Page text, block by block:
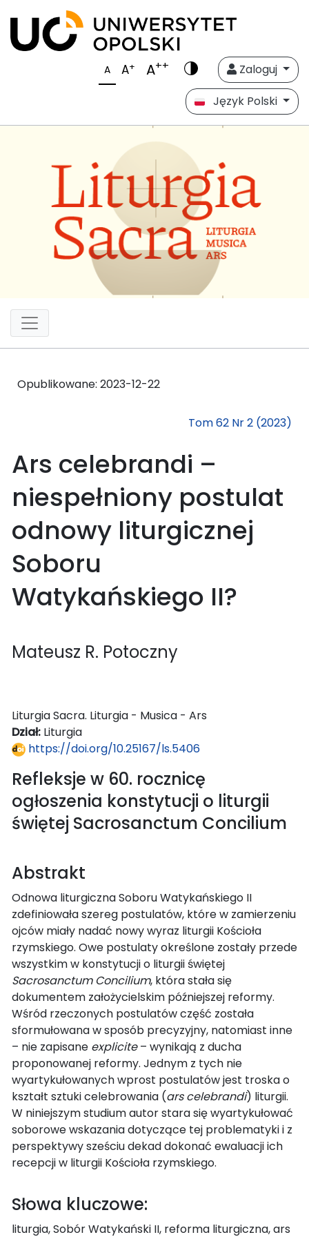
A A+ A++
Zaloguj
Język Polski
Opublikowane: 2023-12-22
Tom 62 Nr 2 (2023)
Ars celebrandi –
niespełniony postulat
odnowy liturgicznej
Soboru
Watykańskiego II?
Mateusz R. Potoczny
Liturgia Sacra. Liturgia - Musica - Ars
Dział: Liturgia
https://doi.org/10.25167/ls.5406
Refleksje w 60. rocznicę
ogłoszenia konstytucji o liturgii
świętej Sacrosanctum Concilium
Abstrakt
Odnowa liturgiczna Soboru Watykańskiego II
zdefiniowała szereg postulatów, które w zamierzeniu
ojców miały nadać nowy wyraz liturgii Kościoła
rzymskiego. Owe postulaty określone zostały przede
wszystkim w konstytucji o liturgii świętej
Sacrosanctum Concilium, która stała się
dokumentem założycielskim późniejszej reformy.
Wśród rzeczonych postulatów część została
sformułowana w sposób precyzyjny, natomiast inne
– nie zapisane explicite– wynikają z ducha
proponowanej reformy. Jednym z tych nie
wyartykułowanych wprost postulatów jest troska o
kształt sztuki celebrowania (ars celebrandi) liturgii.
W niniejszym studium autor stara się wyartykułować
soborowe wskazania dotyczące tej problematyki i z
perspektywy sześciu dekad dokonać ewaluacji ich
recepcji w liturgii Kościoła rzymskiego.
Słowa kluczowe:
liturgia, Sobór Watykański II, reforma liturgiczna, ars